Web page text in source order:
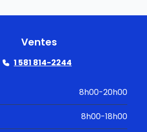
Ventes
1 581 814-2244
8h00-20h00
8h00-18h00